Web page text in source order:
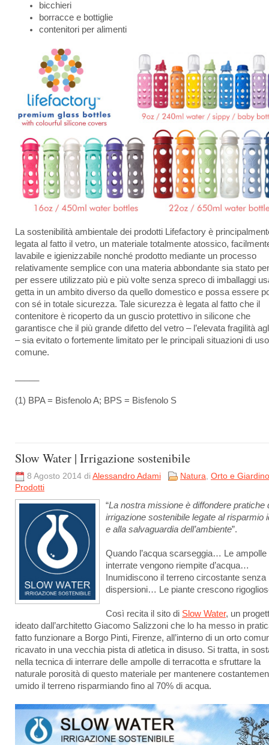
bicchieri
borracce e bottiglie
contenitori per alimenti
La sostenibilità ambientale dei prodotti Lifefactory è
legata al fatto il vetro, un materiale totalmente atossico,
lavabile e igienizzabile nonché prodotto mediante un processo
relativamente semplice con una materia abbondante sia stato
per essere utilizzato più e più volte senza spreco di imballaggi
getta in un ambito diverso da quello domestico e possa essere
con sé in totale sicurezza. Tale sicurezza è legata al fatto che il
contenitore è ricoperto da un guscio protettivo in silicone che
garantisce che il più grande difetto del vetro – l’elevata fragilità
– sia evitato o fortemente limitato per le principali situazioni di uso
comune.
(1) BPA = Bisfenolo A; BPS = Bisfenolo S
Slow Water | Irrigazione sostenibile
8 Agosto 2014 di Alessandro Adami Natura, Orto e Giardino
Prodotti
“La nostra missione è diffondere pratiche
irrigazione sostenibile legate al risparmio
e alla salvaguardia dell’ambiente”.
Quando l’acqua scarseggia… Le ampolle
interrate vengono riempite d’acqua…
Inumidiscono il terreno circostante senza
dispersioni… Le piante crescono
Così recita il sito di Slow Water, un
ideato dall’architetto Giacomo Salizzoni che lo ha messo in
fatto funzionare a Borgo Pinti, Firenze, all’interno di un orto
ricavato in una vecchia pista di atletica in disuso. Si tratta, in
nella tecnica di interrare delle ampolle di terracotta e sfruttare la
naturale porosità di questo materiale per mantenere
umido il terreno risparmiando fino al 70% di acqua.